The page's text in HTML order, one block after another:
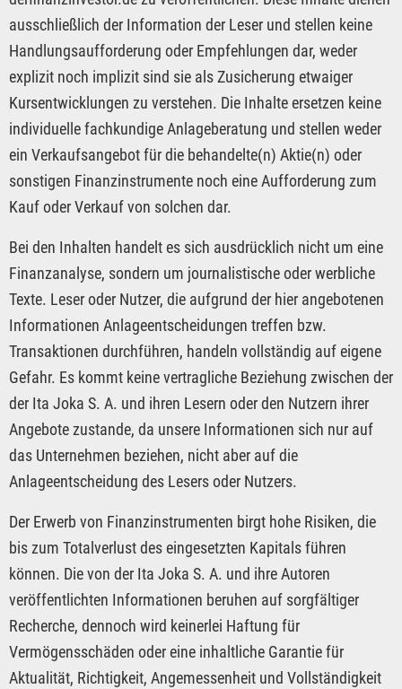
ausschließlich der Information der Leser und stellen keine
Handlungsaufforderung oder Empfehlungen dar, weder
explizit noch implizit sind sie als Zusicherung etwaiger
Kursentwicklungen zu verstehen. Die Inhalte ersetzen keine
individuelle fachkundige Anlageberatung und stellen weder
ein Verkaufsangebot für die behandelte(n) Aktie(n) oder
sonstigen Finanzinstrumente noch eine Aufforderung zum
Kauf oder Verkauf von solchen dar.
Bei den Inhalten handelt es sich ausdrücklich nicht um eine
Finanzanalyse, sondern um journalistische oder werbliche
Texte. Leser oder Nutzer, die aufgrund der hier angebotenen
Informationen Anlageentscheidungen treffen bzw.
Transaktionen durchführen, handeln vollständig auf eigene
Gefahr. Es kommt keine vertragliche Beziehung zwischen der
der Ita Joka S. A. und ihren Lesern oder den Nutzern ihrer
Angebote zustande, da unsere Informationen sich nur auf
das Unternehmen beziehen, nicht aber auf die
Anlageentscheidung des Lesers oder Nutzers.
Der Erwerb von Finanzinstrumenten birgt hohe Risiken, die
bis zum Totalverlust des eingesetzten Kapitals führen
können. Die von der Ita Joka S. A. und ihre Autoren
veröffentlichten Informationen beruhen auf sorgfältiger
Recherche, dennoch wird keinerlei Haftung für
Vermögensschäden oder eine inhaltliche Garantie für
Aktualität, Richtigkeit, Angemessenheit und Vollständigkeit